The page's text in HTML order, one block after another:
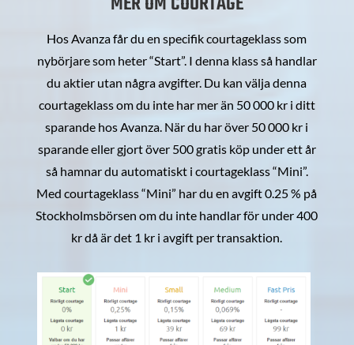
Hos Avanza får du en specifik courtageklass som
nybörjare som heter “Start”. I denna klass så handlar
du aktier utan några avgifter. Du kan välja denna
courtageklass om du inte har mer än 50 000 kr i ditt
sparande hos Avanza. När du har över 50 000 kr i
sparande eller gjort över 500 gratis köp under ett år
så hamnar du automatiskt i courtageklass “Mini”.
Med courtageklass “Mini” har du en avgift 0.25 % på
Stockholmsbörsen om du inte handlar för under 400
kr då är det 1 kr i avgift per transaktion.